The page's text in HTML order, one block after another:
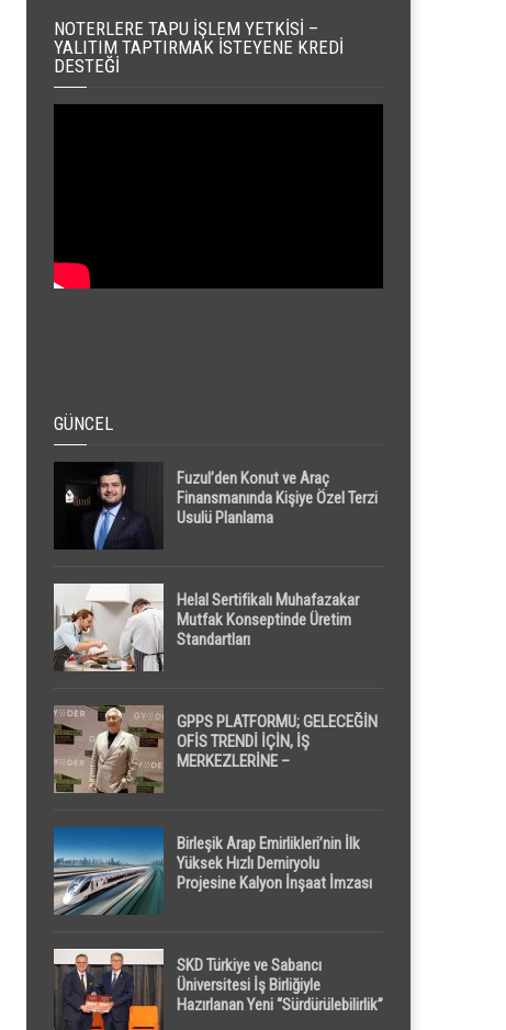
NOTERLERE TAPU İŞLEM YETKISI –
YALITIM TAPTIRMAK İSTEYENE KREDI
DESTEĞI
GÜNCEL
Fuzul’den Konut ve Araç
Finansmanında Kişiye Özel Terzi
Usulü Planlama
Helal Sertifikalı Muhafazakar
Mutfak Konseptinde Üretim
Standartları
GPPS PLATFORMU; GELECEĞİN
OFİS TRENDİ İÇİN, İŞ
MERKEZLERİNE –
Birleşik Arap Emirlikleri’nin İlk
Yüksek Hızlı Demiryolu
Projesine Kalyon İnşaat İmzası
SKD Türkiye ve Sabancı
Üniversitesi İş Birliğiyle
Hazırlanan Yeni “Sürdürülebilirlik”